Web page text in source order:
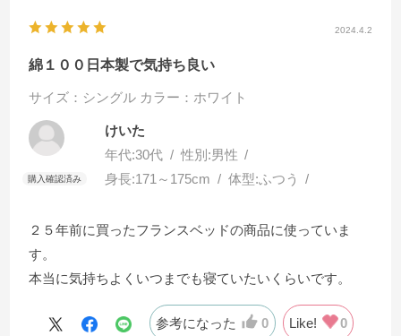
2024.4.2
綿１００日本製で気持ち良い
サイズ：シングル カラー：ホワイト
けいた
年代:30代 性別:男性
身長:171～175cm 体型:ふつう
２５年前に買ったフランスベッドの商品に使っていま
す。
本当に気持ちよくいつまでも寝ていたいくらいです。
参考になった 0 Like! 0